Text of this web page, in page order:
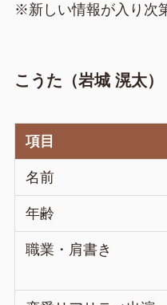
※新しい情報が入り次
こうた（岩城 滉太）
項目
名前
年齢
職業・肩書き